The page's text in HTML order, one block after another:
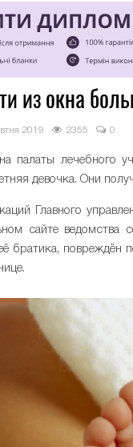
из окна
2019 2355 0
палаты лечебного
девочка. Они
Главного
сайте ведомства
братика,